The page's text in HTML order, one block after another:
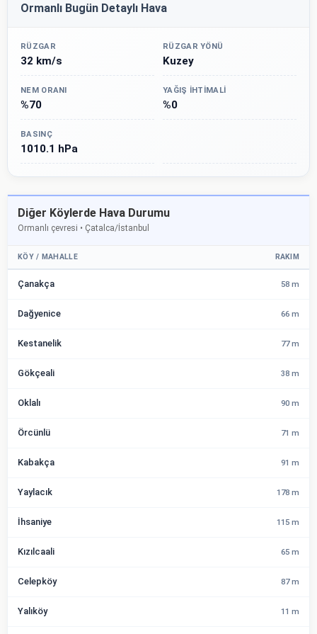
Ormanlı Bugün Detaylı Hava
RÜZGAR
32 km/s
RÜZGAR YÖNÜ
Kuzey
NEM ORANI
%70
YAĞIŞ İHTIMALI
%0
BASINÇ
1010.1 hPa
Diğer Köylerde Hava Durumu
Ormanlı çevresi • Çatalca/İstanbul
KÖY / MAHALLE RAKIM
Çanakça 58 m
Dağyenice 66 m
Kestanelik 77 m
Gökçeali 38 m
Oklalı 90 m
Örcünlü 71 m
Kabakça 91 m
Yaylacık 178 m
İhsaniye 115 m
Kızılcaali 65 m
Celepköy 87 m
Yalıköy 11 m